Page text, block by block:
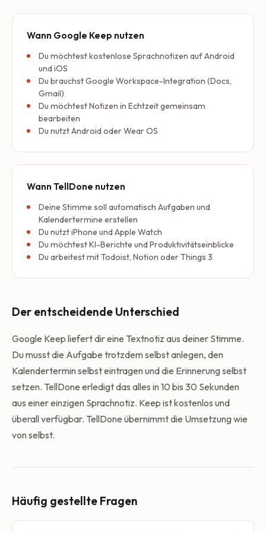
Wann Google Keep nutzen
Du möchtest kostenlose Sprachnotizen auf Android
und iOS
Du brauchst Google Workspace-Integration (Docs,
Gmail)
Du möchtest Notizen in Echtzeit gemeinsam
bearbeiten
Du nutzt Android oder Wear OS
Wann TellDone nutzen
Deine Stimme soll automatisch Aufgaben und
Kalendertermine erstellen
Du nutzt iPhone und Apple Watch
Du möchtest KI-Berichte und Produktivitätseinblicke
Du arbeitest mit Todoist, Notion oder Things 3
Der entscheidende Unterschied
Google Keep liefert dir eine Textnotiz aus deiner Stimme.
Du musst die Aufgabe trotzdem selbst anlegen, den
Kalendertermin selbst eintragen und die Erinnerung selbst
setzen. TellDone erledigt das alles in 10 bis 30 Sekunden
aus einer einzigen Sprachnotiz. Keep ist kostenlos und
überall verfügbar. TellDone übernimmt die Umsetzung wie
von selbst.
Häufig gestellte Fragen